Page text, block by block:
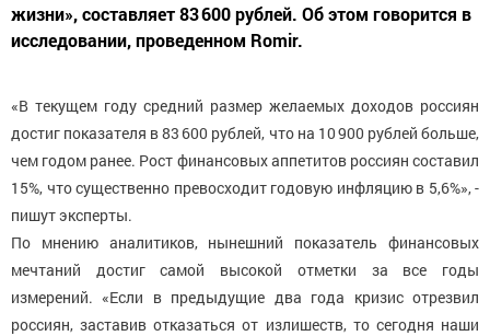
жизни», составляет 83 600 рублей. Об этом говорится в
исследовании, проведенном Romir.
«В текущем году средний размер желаемых доходов россиян
достиг показателя в 83 600 рублей, что на 10 900 рублей больше,
чем годом ранее. Рост финансовых аппетитов россиян составил
15%, что существенно превосходит годовую инфляцию в 5,6%», -
пишут эксперты.
По мнению аналитиков, нынешний показатель финансовых
мечтаний достиг самой высокой отметки за все годы
измерений. «Если в предыдущие два года кризис отрезвил
россиян, заставив отказаться от излишеств, то сегодня наши